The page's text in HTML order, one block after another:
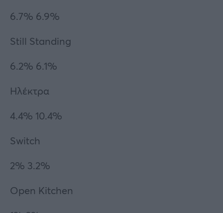
6.7% 6.9%
Still Standing
6.2% 6.1%
Ηλέκτρα
4.4% 10.4%
Switch
2% 3.2%
Open Kitchen